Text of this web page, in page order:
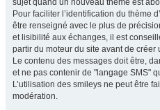
sujet quand un nouveau thème est
Pour faciliter l’identification du thème
être renseigné avec le plus de
et lisibilité aux échanges, il est
partir du moteur du site avant de créer
Le contenu des messages doit être,
et ne pas contenir de "langage SMS"
L’utilisation des smileys ne peut être
modération.